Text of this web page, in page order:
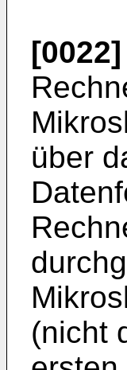
[0022]
über
(nicht